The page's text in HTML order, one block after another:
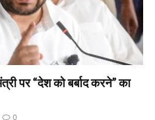
पर “देश को बर्बाद करने” का
0